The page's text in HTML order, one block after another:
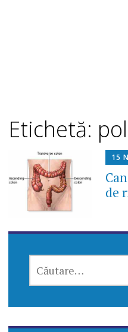
Etichetă:
15
de
DUPĂ: